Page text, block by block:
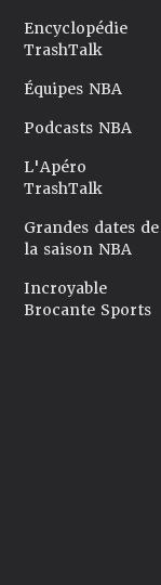
Encyclopédie
TrashTalk
Équipes NBA
Podcasts NBA
L'Apéro
TrashTalk
Grandes dates de
la saison NBA
Incroyable
Brocante Sports